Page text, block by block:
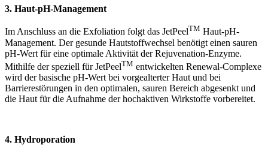
3. Haut-pH-Management
Im Anschluss an die Exfoliation folgt das JetPeelTM Haut-pH-
Management. Der gesunde Hautstoffwechsel benötigt einen sauren
pH-Wert für eine optimale Aktivität der Rejuvenation-Enzyme.
Mithilfe der speziell für JetPeelTM entwickelten Renewal-Complexe
wird der basische pH-Wert bei vorgealterter Haut und bei
Barrierestörungen in den optimalen, sauren Bereich abgesenkt und
die Haut für die Aufnahme der hochaktiven Wirkstoffe vorbereitet.
4. Hydroporation